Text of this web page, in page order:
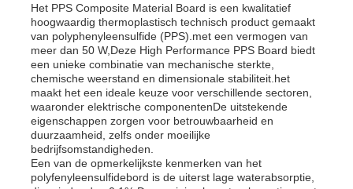
Het PPS Composite Material Board is een kwalitatief
hoogwaardig thermoplastisch technisch product gemaakt
van polyphenyleensulfide (PPS).met een vermogen van
meer dan 50 W,Deze High Performance PPS Board biedt
een unieke combinatie van mechanische sterkte,
chemische weerstand en dimensionale stabiliteit.het
maakt het een ideale keuze voor verschillende sectoren,
waaronder elektrische componentenDe uitstekende
eigenschappen zorgen voor betrouwbaarheid en
duurzaamheid, zelfs onder moeilijke
bedrijfsomstandigheden.
Een van de opmerkelijkste kenmerken van het
polyfenyleensulfidebord is de uiterst lage waterabsorptie,